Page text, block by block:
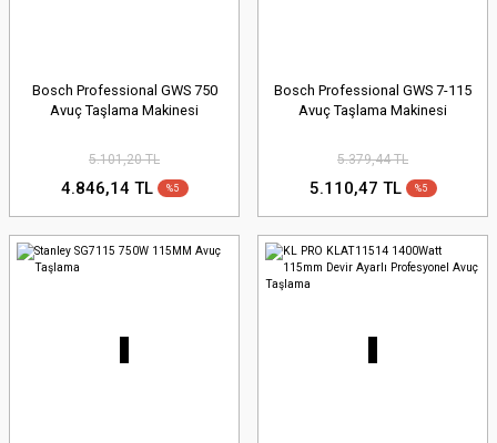
Bosch Professional GWS 750
Avuç Taşlama Makinesi
5.101,20 TL
4.846,14 TL %5
Bosch Professional GWS 7-115
Avuç Taşlama Makinesi
5.379,44 TL
5.110,47 TL %5